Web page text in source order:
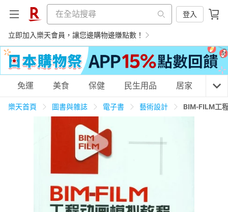
登入
立即加入樂天會員，讓您邊購物邊賺點數！
購物網分類
美食蛋糕
免運 美食 保健 民生用品 居家 3C
樂天首頁 圖書與雜誌 電子書 藝術設計 BIM-FILM工